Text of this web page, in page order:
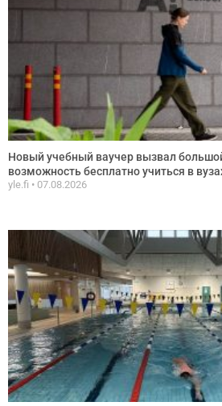
Новый учебный ваучер вызвал
возможность бесплатно учиться в
yle.fi 07.08.2026